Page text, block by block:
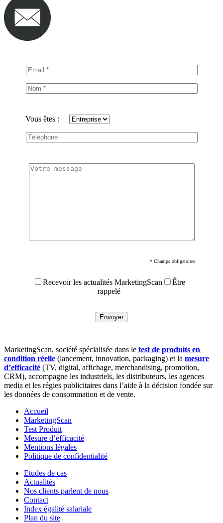
Vous êtes :
* Champs obligatoires
Recevoir les actualités MarketingScan
Être
rappelé
MarketingScan, société spécialisée dans le test de produits en
condition réelle (lancement, innovation, packaging) et la mesure
d’efficacité (TV, digital, affichage, merchandising, promotion,
CRM), accompagne les industriels, les distributeurs, les agences
media et les régies publicitaires dans l’aide à la décision fondée sur
les données de consommation et de vente.
Accueil
MarketingScan
Test Produit
Mesure d’efficacité
Mentions légales
Politique de confidentialité
Etudes de cas
Actualités
Nos clients parlent de nous
Contact
Index égalité salariale
Plan du site